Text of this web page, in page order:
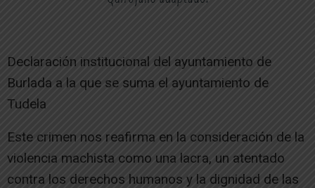
Declaración institucional del ayuntamiento de
Burlada a la que se suma el ayuntamiento de
Tudela
Este crimen nos reafirma en la consideración de la
violencia machista como una lacra, un atentado
contra los derechos humanos y la dignidad de las